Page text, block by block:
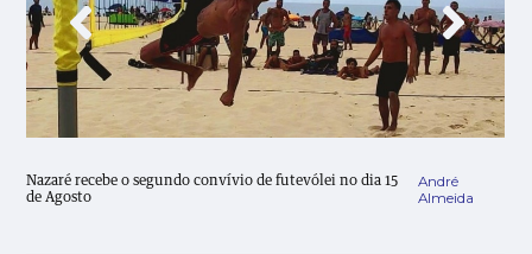
Nazaré recebe o segundo convívio de futevólei no dia 15
de Agosto
André
Almeida